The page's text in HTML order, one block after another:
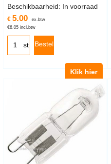
€ 5.00
ex.btw
€6.05 incl.btw
Beschikbaarheid: In voorraad
st Bestel
Klik hier